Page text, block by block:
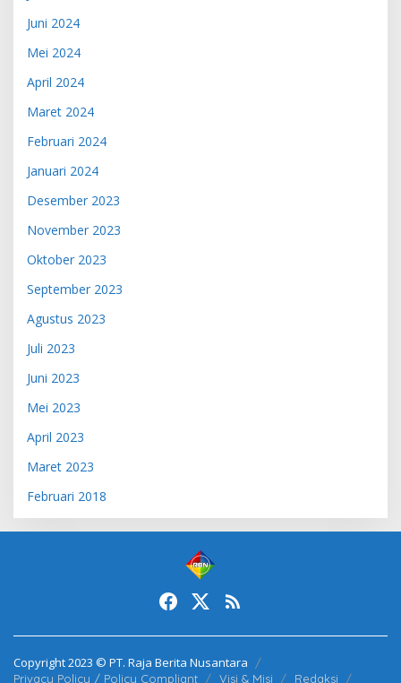
Juni 2024
Mei 2024
April 2024
Maret 2024
Februari 2024
Januari 2024
Desember 2023
November 2023
Oktober 2023
September 2023
Agustus 2023
Juli 2023
Juni 2023
Mei 2023
April 2023
Maret 2023
Februari 2018
Copyright 2023 © PT. Raja Berita Nusantara
Privacy Policy / Policy Compliant Visi & Misi
Redaksi